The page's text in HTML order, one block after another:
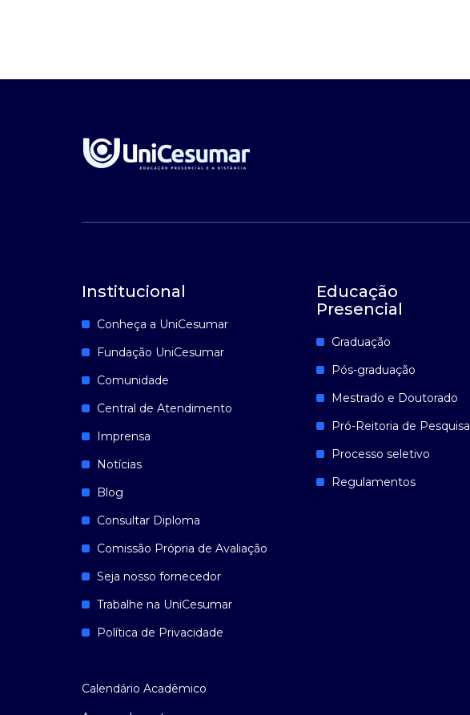
Institucional
Conheça a UniCesumar
Fundação UniCesumar
Comunidade
Central de Atendimento
Imprensa
Notícias
Blog
Consultar Diploma
Comissão Própria de Avaliação
Seja nosso fornecedor
Trabalhe na UniCesumar
Política de Privacidade
Calendário Acadêmico
Educação
Presencial
Graduação
Pós-graduação
Mestrado e Doutorado
Pró-Reitoria de Pesquisa
Processo seletivo
Regulamentos